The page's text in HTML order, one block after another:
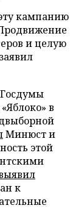
кампанию
и целую
в
Минюст и
этой
к